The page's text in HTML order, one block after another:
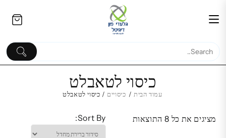
to
כיסוי לטאבלט
עמוד הבית/ כיסויים / כיסוי לטאבלט
מציגים את כל ⁦8⁩ התוצאות Sort By:
Z M55